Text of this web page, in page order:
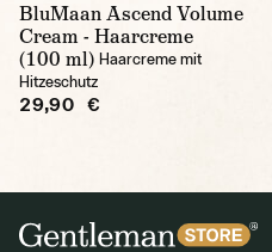
BluMaan Ascend Volume
Cream - Haarcreme
(100 ml) Haarcreme mit
Hitzeschutz
29,90 €